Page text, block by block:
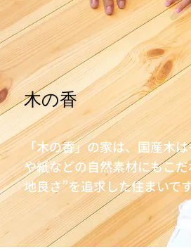
木の香
「木の香」の家は、国産木
や紙などの自然素材にもこ
地良さ”を追求した住まいで